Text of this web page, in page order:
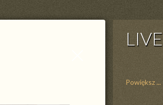
LIVE
Powiększ ...